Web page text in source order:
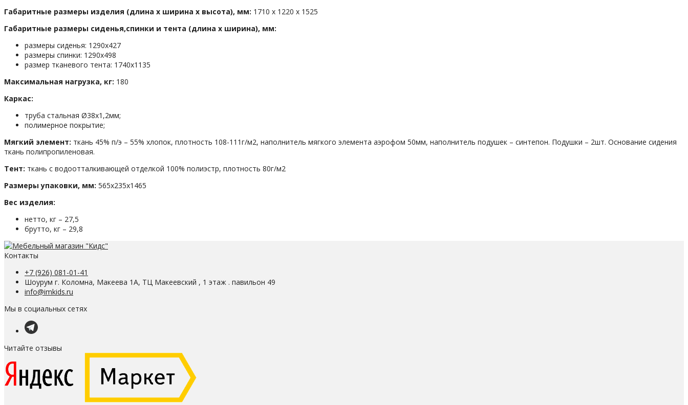
Габаритные размеры изделия (длина х ширина х высота), мм: 1710 х 1220 х 1525
Габаритные размеры сиденья,спинки и тента (длина х ширина), мм:
размеры сиденья: 1290х427
размеры спинки: 1290х498
размер тканевого тента: 1740х1135
Максимальная нагрузка, кг: 180
Каркас:
труба стальная Ø38х1,2мм;
полимерное покрытие;
Мягкий элемент: ткань 45% п/э – 55% хлопок, плотность 108-111г/м2, наполнитель мягкого элемента аэрофом 50мм, наполнитель подушек – синтепон. Подушки – 2шт. Основание сидения
ткань полипропиленовая.
Тент: ткань с водоотталкивающей отделкой 100% полиэстр, плотность 80г/м2
Размеры упаковки, мм: 565х235х1465
Вес изделия:
нетто, кг – 27,5
брутто, кг – 29,8
Контакты
+7 (926) 081-01-41
Шоурум г. Коломна, Макеева 1А, ТЦ Макеевский , 1 этаж . павильон 49
info@imkids.ru
Мы в социальных сетях
Читайте отзывы